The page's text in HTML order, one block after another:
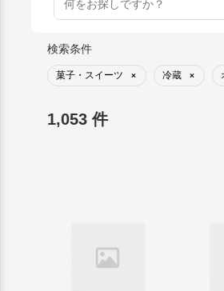
検索条件
菓子・スイーツ × 冷蔵 ×
1,053 件